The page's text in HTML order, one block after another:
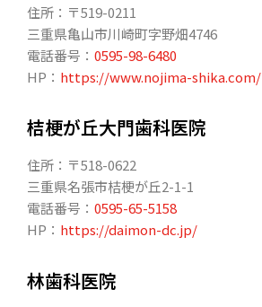
住所：〒519-0211
三重県亀山市川崎町字野畑4746
電話番号： 0595-98-6480
HP： https://www.nojima-shika.com/
桔梗が丘大門歯科医院
住所：〒518-0622
三重県名張市桔梗が丘2-1-1
電話番号： 0595-65-5158
HP： https://daimon-dc.jp/
林歯科医院